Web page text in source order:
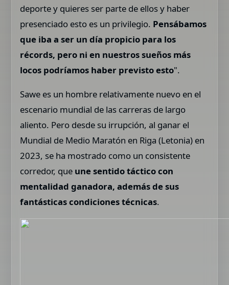
deporte y quieres ser parte de ellos y haber
presenciado esto es un privilegio. Pensábamos
que iba a ser un día propicio para los
récords, pero ni en nuestros sueños más
locos podríamos haber previsto esto".
Sawe es un hombre relativamente nuevo en el
escenario mundial de las carreras de largo
aliento. Pero desde su irrupción, al ganar el
Mundial de Medio Maratón en Riga (Letonia) en
2023, se ha mostrado como un consistente
corredor, que une sentido táctico con
mentalidad ganadora, además de sus
fantásticas condiciones técnicas.